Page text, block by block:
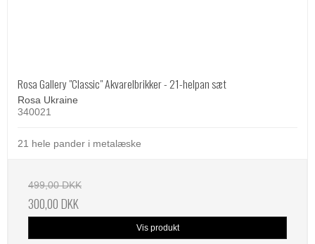
Rosa Gallery "Classic" Akvarelbrikker - 21-helpan sæt
Rosa Ukraine
340021
21 hele pander i metalæske
499,00 DKK
300,00 DKK
Vis produkt